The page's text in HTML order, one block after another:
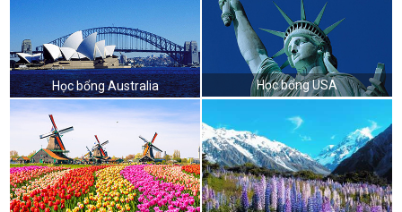
Học bổng Australia Học bổng USA